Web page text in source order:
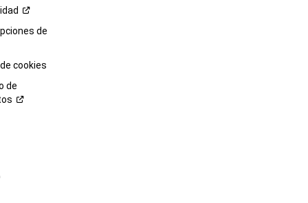
de
cookies
de